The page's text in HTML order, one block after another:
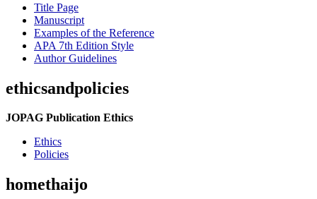
Title Page
Manuscript
Examples of the Reference
APA 7th Edition Style
Author Guidelines
ethicsandpolicies
JOPAG Publication Ethics
Ethics
Policies
homethaijo